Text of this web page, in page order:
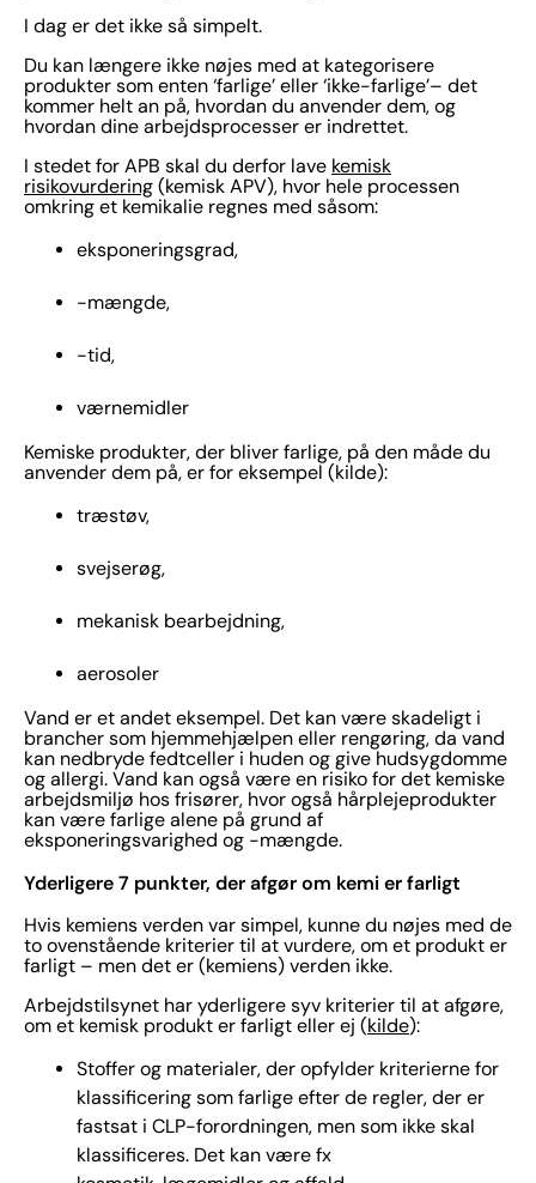
I dag er det ikke så simpelt.
Du kan længere ikke nøjes med at kategorisere
produkter som enten ‘farlige’ eller ‘ikke-farlige’– det
kommer helt an på, hvordan du anvender dem, og
hvordan dine arbejdsprocesser er indrettet.
I stedet for APB skal du derfor lave kemisk
risikovurdering (kemisk APV), hvor hele processen
omkring et kemikalie regnes med såsom:
eksponeringsgrad,
-mængde,
-tid,
værnemidler
Kemiske produkter, der bliver farlige, på den måde du
anvender dem på, er for eksempel (kilde):
træstøv,
svejserøg,
mekanisk bearbejdning,
aerosoler
Vand er et andet eksempel. Det kan være skadeligt i
brancher som hjemmehjælpen eller rengøring, da vand
kan nedbryde fedtceller i huden og give hudsygdomme
og allergi. Vand kan også være en risiko for det kemiske
arbejdsmiljø hos frisører, hvor også hårplejeprodukter
kan være farlige alene på grund af
eksponeringsvarighed og -mængde.
Yderligere 7 punkter, der afgør om kemi er farligt
Hvis kemiens verden var simpel, kunne du nøjes med de
to ovenstående kriterier til at vurdere, om et produkt er
farligt – men det er (kemiens) verden ikke.
Arbejdstilsynet har yderligere syv kriterier til at afgøre,
om et kemisk produkt er farligt eller ej (kilde):
Stoffer og materialer, der opfylder kriterierne for
klassificering som farlige efter de regler, der er
fastsat i CLP-forordningen, men som ikke skal
klassificeres. Det kan være fx